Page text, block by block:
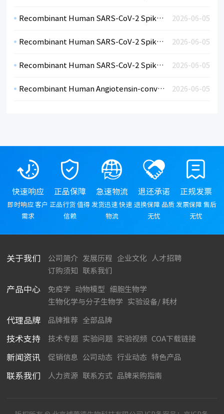
2026-06-05
Recombinant Human SARS-CoV-2 Spike RBDVariant 501Y.V3, Lineage B.1.1.248, Brazil & Japan (HEK)
2026-06-05
Recombinant Human SARS-CoV-2 Spike RBDVariant 501Y.V2, Lineage B.1.351, SA (HEK)
2026-06-05
Recombinant Human SARS-CoV-2 Spike RBDVariant 501Y.V1, Lineage B.1.1.7, UK (HEK)
2026-06-05
Recombinant Human Angiotensin-converting enzyme 2 (ACE2) - Extracellular Domain (19-615)
快速响应
即时响应 客户
需求
正品保障
正品行货 值得
信赖
急速物流
发货迅速 快速
物流
退还承诺
退换保障 品质
无忧
正规发票
发票保障 售后
无忧
关于我们 公司简介 发展历程 企业文化
人才招聘
订购须知
联系我们
产品中心 免疫学 动物模型
细胞生物学
生物化学与分子生物学
实验设备/ 耗材
代理品牌 品牌推荐 全部品牌
技术支持 技术专题 实验问题 实验视频 COA下载链接
新闻资讯 促销信息 公司动态 行业动态 特色产品
联系我们 人力资源 联系方式 品牌采购指南